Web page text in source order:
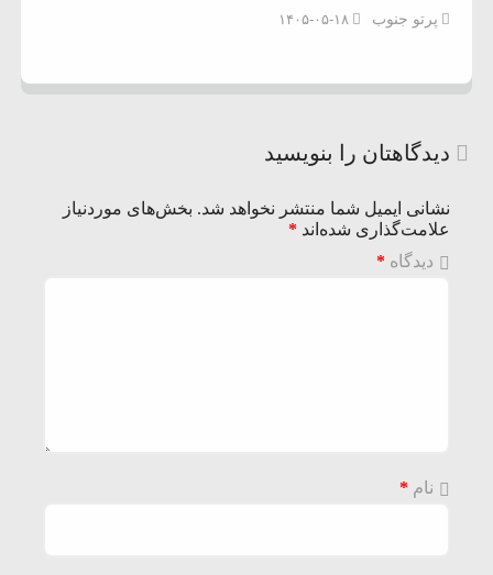
پرتو جنوب ۱۴۰۵-۰۵-۱۸
دیدگاهتان را بنویسید
نشانی ایمیل شما منتشر نخواهد شد. بخش‌های موردنیاز
علامت‌گذاری شده‌اند *
دیدگاه *
نام *